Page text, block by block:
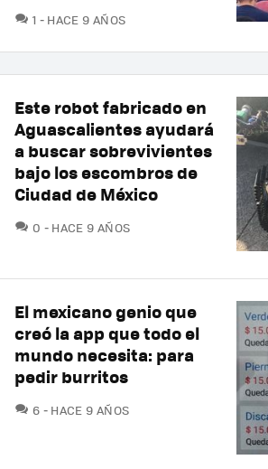
1 COMENTARIOS
HACE 9 AÑOS
Este robot fabricado en
Aguascalientes ayudará
a buscar sobrevivientes
bajo los escombros de
Ciudad de México
0 COMENTARIOS
HACE 9 AÑOS
El mexicano genio que
creó la app que todo el
mundo necesita: para
pedir burritos
6 COMENTARIOS
HACE 9 AÑOS